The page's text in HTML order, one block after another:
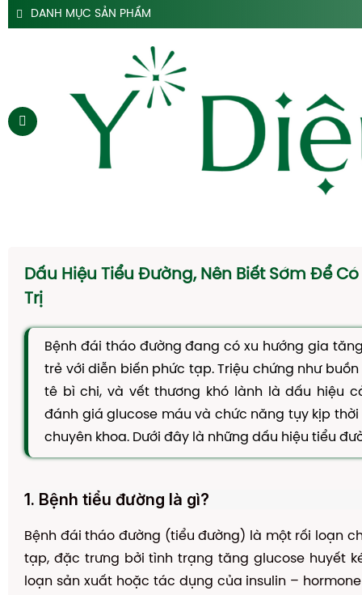
DANH MỤC SẢN PHẨM
SẢN PHẨM HỖ TRỢ DẠ DÀY Y DIỆU
SẢN PHẨM ĐẠI TRÀNG TÁO BÓN Y DIỆU
SẢN PHẨM HÀ THỦ Ô
SẢN PHẨM TAM THẤT Y DIỆU
SIRO HO
CAO DẠ CẨM
HÀ THỦ Ô
TAM THẤT MẬT ONG
DẦU GỘI THẢO DƯỢC
KIẾN THỨC
Kiến Thức Về Đại Tràng
Kiến Thức Về Hà Thủ Ô
Dấu Hiệu Tiểu Đường, Nên Biết Sớm Để
Trị
Bệnh đái tháo đường đang có xu hướng gia
trẻ với diễn biến phức tạp. Triệu chứng như buồn
tê bì chi, và vết thương khó lành là dấu hiệu
đánh giá glucose máu và chức năng tụy kịp thời
chuyên khoa. Dưới đây là những dấu hiệu tiểu
1. Bệnh tiểu đường là gì?
Bệnh đái tháo đường (tiểu đường) là một rối loạn
tạp, đặc trưng bởi tình trạng tăng glucose huyết
loạn sản xuất hoặc tác dụng của insulin –